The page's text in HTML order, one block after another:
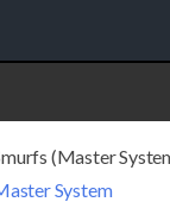
(Master
System